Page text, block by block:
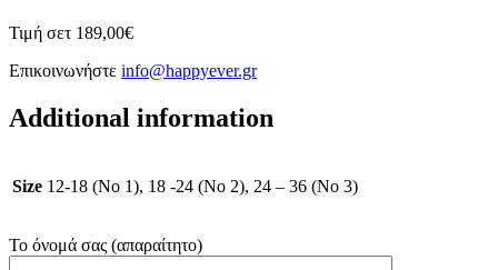
Τιμή σετ 189,00€
Επικοινωνήστε info@happyever.gr
Additional information
Size 12-18 (No 1), 18 -24 (No 2), 24 – 36 (No 3)
Το όνομά σας (απαραίτητο)